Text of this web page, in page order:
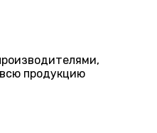
продукцию